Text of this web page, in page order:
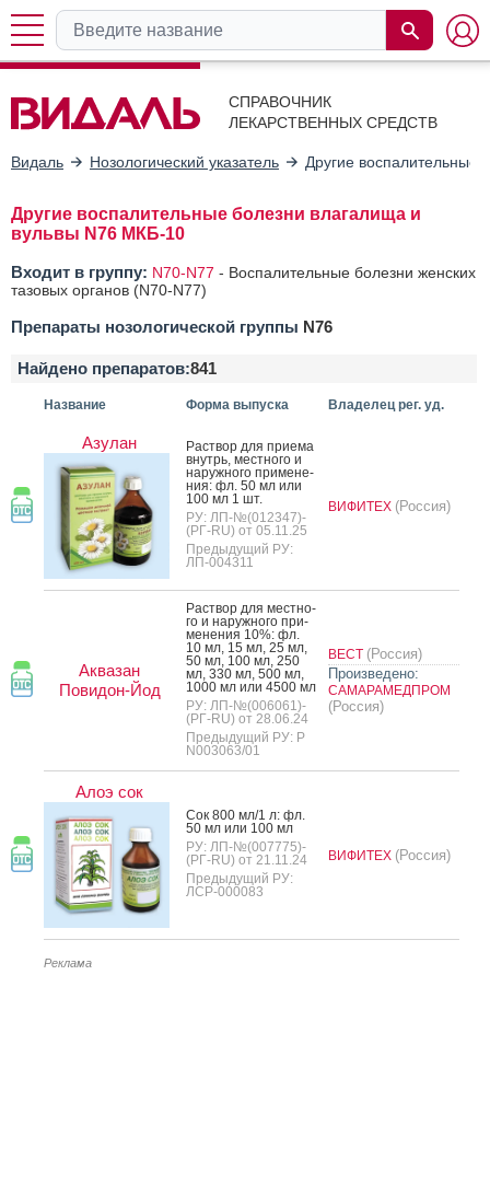
СПРАВОЧНИК
ЛЕКАРСТВЕННЫХ СРЕДСТВ
Видаль Нозологический указатель Другие воспалительные
Другие воспалительные болезни влагалища и
вульвы N76 МКБ-10
Входит в группу: N70-N77 - Воспалительные болезни женских
тазовых органов (N70-N77)
Препараты нозологической группы N76
Найдено препаратов:841
Название Форма выпуска Владелец рег. уд.
Азулан
Рас­твор для при­ема
внутрь, мес­тно­го и
на­руж­но­го при­мене­
ния: фл. 50 мл или
100 мл 1 шт.
РУ: ЛП-№(012347)-
(РГ-RU) от 05.11.25
Предыдущий РУ:
ЛП-004311
ВИФИТЕХ (Россия)
Аквазан
Повидон-Йод
Рас­твор для мес­тно­
го и на­руж­но­го при­
мене­ния 10%: фл.
10 мл, 15 мл, 25 мл,
50 мл, 100 мл, 250
мл, 330 мл, 500 мл,
1000 мл или 4500 мл
РУ: ЛП-№(006061)-
(РГ-RU) от 28.06.24
Предыдущий РУ: Р
N003063/01
ВЕСТ (Россия)
Произведено:
САМАРАМЕДПРОМ
(Россия)
Алоэ сок
Сок 800 мл/1 л: фл.
50 мл или 100 мл
РУ: ЛП-№(007775)-
(РГ-RU) от 21.11.24
Предыдущий РУ:
ЛСР-000083
ВИФИТЕХ (Россия)
Реклама